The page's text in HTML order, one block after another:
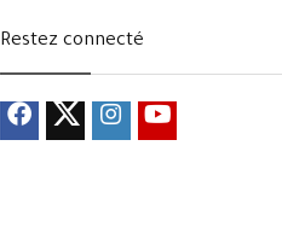
Restez connecté